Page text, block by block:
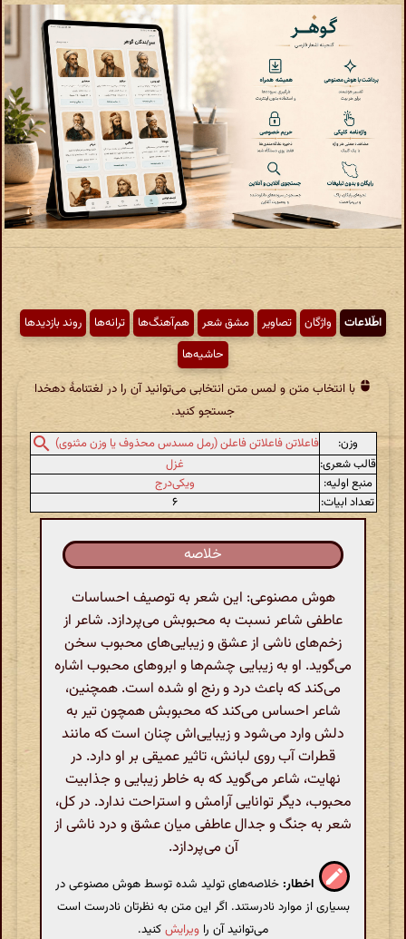
اطّلاعات واژگان تصاویر مشق شعر هم‌آهنگ‌ها ترانه‌ها
روند بازدیدها
حاشیه‌ها
با انتخاب متن و لمس متن انتخابی می‌توانید آن را در لغتنامهٔ دهخدا
جستجو کنید.
وزن:
فاعلاتن فاعلاتن فاعلن (رمل مسدس محذوف یا وزن مثنوی)
قالب شعری:
غزل
منبع اولیه:
ویکی‌درج
تعداد ابیات:
۶
خلاصه
هوش مصنوعی: این شعر به توصیف احساسات
عاطفی شاعر نسبت به محبوبش می‌پردازد. شاعر از
زخم‌های ناشی از عشق و زیبایی‌های محبوب سخن
می‌گوید. او به زیبایی چشم‌ها و ابروهای محبوب اشاره
می‌کند که باعث درد و رنج او شده است. همچنین،
شاعر احساس می‌کند که محبوبش همچون تیر به
دلش وارد می‌شود و زیبایی‌اش چنان است که مانند
قطرات آب روی لبانش، تاثیر عمیقی بر او دارد. در
نهایت، شاعر می‌گوید که به خاطر زیبایی و جذابیت
محبوب، دیگر توانایی آرامش و استراحت ندارد. در کل،
شعر به جنگ و جدال عاطفی میان عشق و درد ناشی از
آن می‌پردازد.
اخطار: خلاصه‌های تولید شده توسط هوش مصنوعی در
بسیاری از موارد نادرستند. اگر این متن به نظرتان نادرست است
می‌توانید آن را ویرایشکنید.